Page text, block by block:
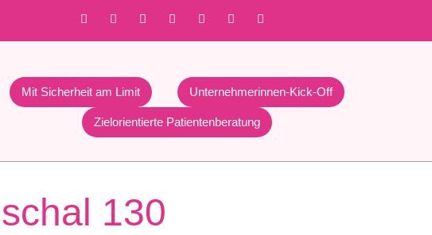
Mit Sicherheit am Limit Unternehmerinnen-Kick-Off
Zielorientierte Patientenberatung
130